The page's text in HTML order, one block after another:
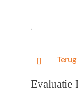
Evaluatie